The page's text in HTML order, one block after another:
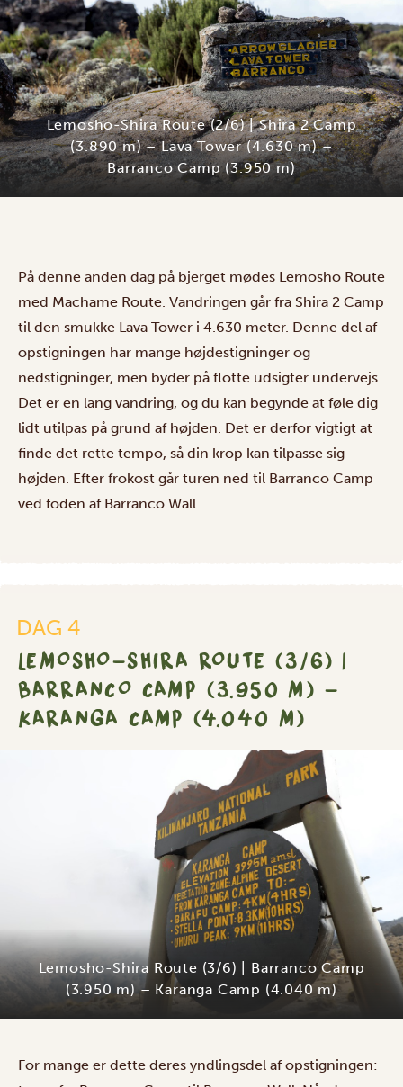
Lemosho-Shira Route (2/6) | Shira 2 Camp
(3.890 m) – Lava Tower (4.630 m) –
Barranco Camp (3.950 m)
På denne anden dag på bjerget mødes Lemosho Route
med Machame Route. Vandringen går fra Shira 2 Camp
til den smukke Lava Tower i 4.630 meter. Denne del af
opstigningen har mange højdestigninger og
nedstigninger, men byder på flotte udsigter undervejs.
Det er en lang vandring, og du kan begynde at føle dig
lidt utilpas på grund af højden. Det er derfor vigtigt at
finde det rette tempo, så din krop kan tilpasse sig
højden. Efter frokost går turen ned til Barranco Camp
ved foden af Barranco Wall.
DAG 4
LEMOSHO-SHIRA ROUTE (3/6) |
BARRANCO CAMP (3.950 M) –
KARANGA CAMP (4.040 M)
Lemosho-Shira Route (3/6) | Barranco Camp
(3.950 m) – Karanga Camp (4.040 m)
For mange er dette deres yndlingsdel af opstigningen: